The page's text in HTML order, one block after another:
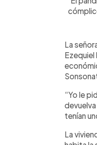
La
Ezequiel
“Yo le
tenían
La